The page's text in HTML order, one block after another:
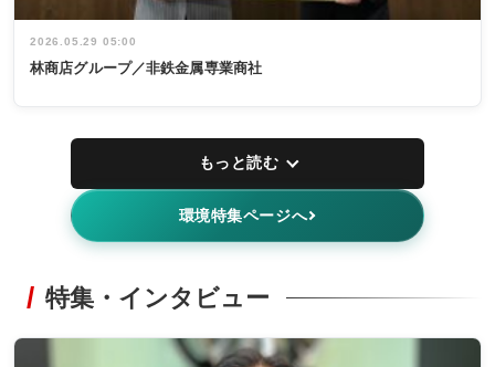
2026.05.29 05:00
林商店グループ／非鉄金属専業商社
もっと読む
環境特集ページへ
特集・インタビュー